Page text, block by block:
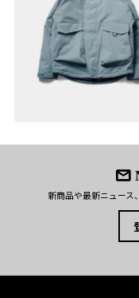
新商品や最新ニュース